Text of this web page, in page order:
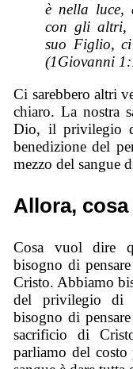
è nella luce,
con gli altri,
suo Figlio,
(1Giovanni
Ci sarebbero altri
chiaro. La nostra
Dio, il privilegio
benedizione del
mezzo del sangue
Allora,
Cosa vuol dire
bisogno di
Cristo. Abbiamo
del privilegio di
bisogno di
sacrificio di
parliamo del costo